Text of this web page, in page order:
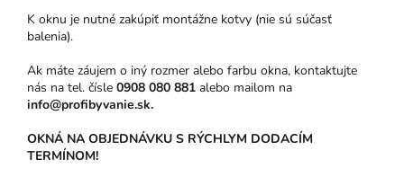
K oknu je nutné zakúpiť montážne kotvy (nie sú súčasť
balenia).
Ak máte záujem o iný rozmer alebo farbu okna, kontaktujte
nás na tel. čísle 0908 080 881 alebo mailom na
info@profibyvanie.sk.
OKNÁ NA OBJEDNÁVKU S RÝCHLYM DODACÍM
TERMÍNOM!